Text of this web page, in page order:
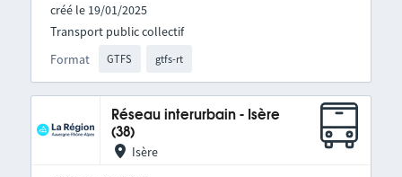
créé le 19/01/2025
Format GTFS gtfs-rt
Transport public collectif
Réseau interurbain - Isère
(38)
Isère